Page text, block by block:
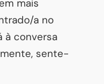
mais
a no
à conversa
sente-